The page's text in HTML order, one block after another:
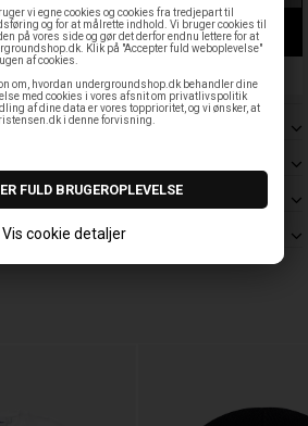
vi egne cookies og cookies fra tredjepart til
og for at målrette indhold. Vi bruger cookies til
på vores side og gør det derfor endnu lettere for at
Klik på "Accepter fuld weboplevelse"
af cookies.
om, hvordan undergroundshop.dk behandler dine
med cookies i vores afsnit om privatlivspolitik
af dine data er vores topprioritet, og vi ønsker, at
i denne forvisning.
Vis cookie detaljer
I KURV
1-3 hverdage